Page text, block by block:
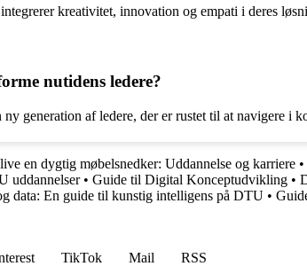
kreativitet, innovation og empati i deres
nutidens ledere?
generation af ledere, der er rustet til at navigere i
en dygtig møbelsnedker: Uddannelse og karriere •
uddannelser• Guide til Digital Konceptudvikling •
data: En guide til kunstig intelligens på DTU •
TikTok Mail
RSS